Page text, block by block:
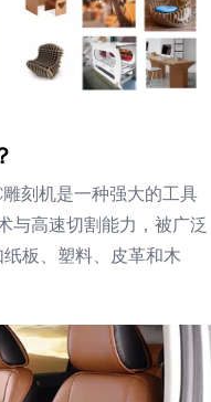
刻机是一种强大的工具
与高速切割能力，被广泛
板、塑料、皮革和木